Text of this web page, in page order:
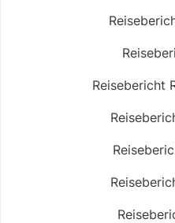
Reisebericht